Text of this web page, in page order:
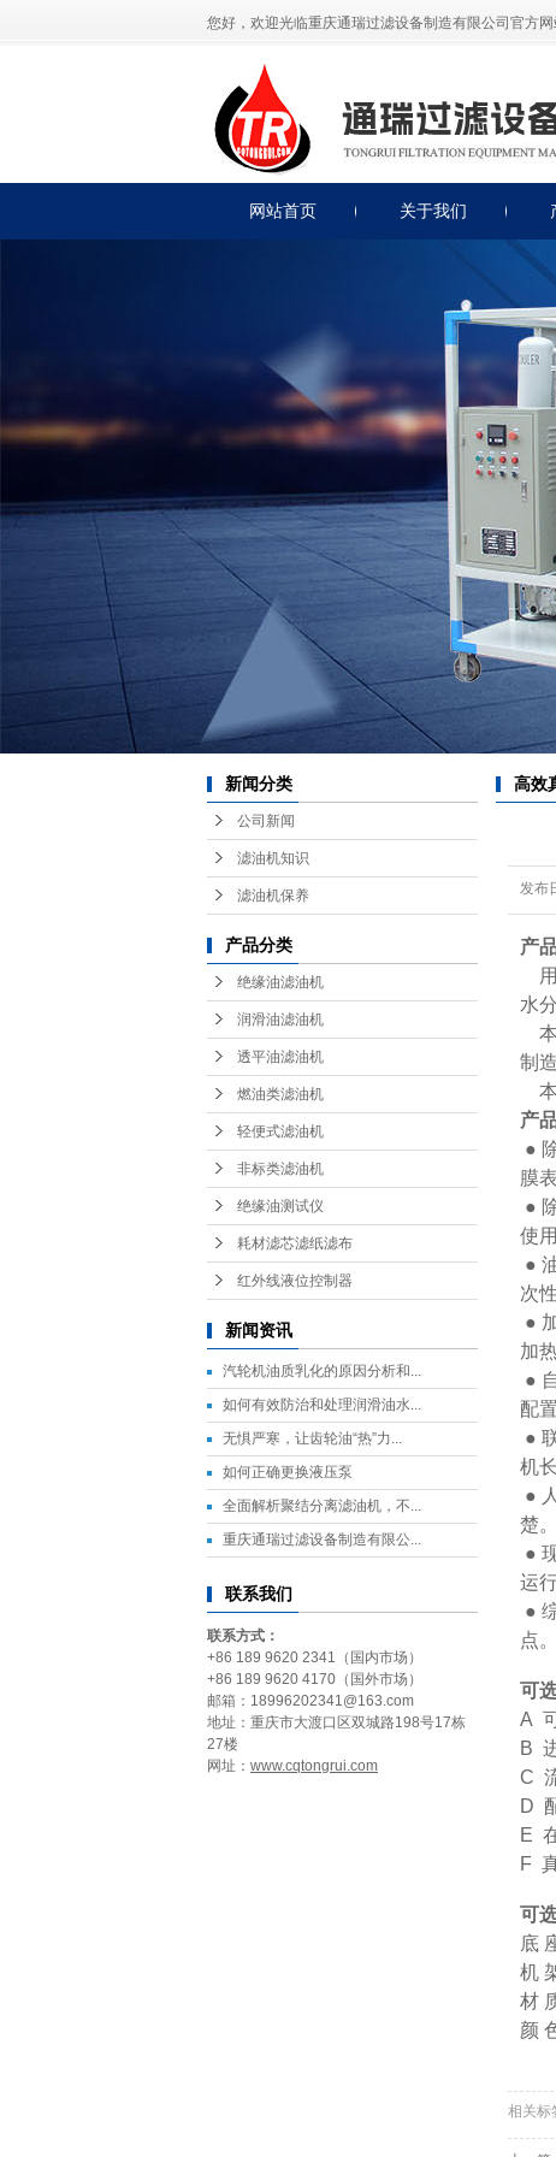
您好，欢迎光临重庆通瑞过滤设备制造有限公司官方网
网站首页 关于我们
公司展示
联系我们
绝
润
透
耗材
红外
新闻分类
公司新闻
滤油机知识
滤油机保养
产品分类
绝缘油滤油机
润滑油滤油机
透平油滤油机
燃油类滤油机
轻便式滤油机
非标类滤油机
绝缘油测试仪
耗材滤芯滤纸滤布
红外线液位控制器
新闻资讯
汽轮机油质乳化的原因分析和...
如何有效防治和处理润滑油水...
无惧严寒，让齿轮油“热”力...
如何正确更换液压泵
全面解析聚结分离滤油机，不...
重庆通瑞过滤设备制造有限公...
联系我们
联系方式：
+86 189 9620 2341（国内市场）
+86 189 9620 4170（国外市场）
邮箱：18996202341@163.com
地址：重庆市大渡口区双城路198号17栋
27楼
网址： www.cqtongrui.com
高效
发布
产
用
水
本
制
本
产
●
膜
●
使
●
次
●
加
●
配
●
机
●
楚。
●
运
●
点。
可
A
B
C
D
E
F
可
底
机
材
颜
相关标